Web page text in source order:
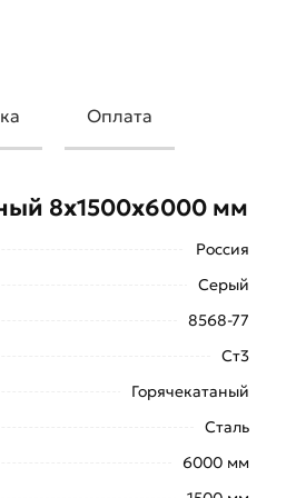
Оплата
где необходимы высокая
для тяжёлых условий
8х1500х6000 мм
Россия
Серый
8568-77
Ст3
Горячекатаный
Сталь
6000 мм